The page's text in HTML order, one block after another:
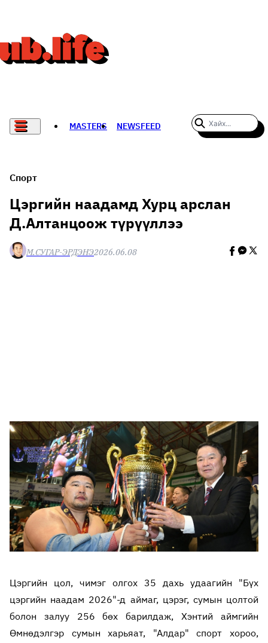
MASTERS NEWSFEED
THE NEW YORK TIMES
НАДАД НЭГ САНАЛ БАЙНА
Спорт
Цэргийн наадамд Хурц арслан
Д.Алтанцоож түрүүллээ
М.СУГАР-ЭРДЭНЭ2026.06.08
Цэргийн цол, чимэг олгох 35 дахь удаагийн "Бүх
цэргийн наадам 2026"-д аймаг, цэрэг, сумын цолтой
болон залуу 256 бөх барилдаж, Хэнтий аймгийн
Өмнөдэлгэр сумын харьяат, "Алдар" спорт хороо,